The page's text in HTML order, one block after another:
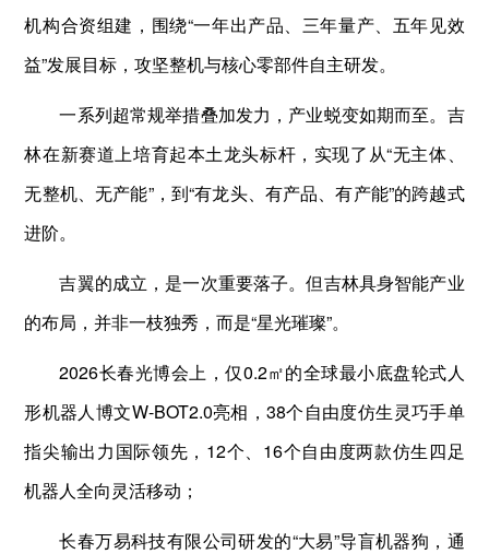
机构合资组建，围绕“一年出产品、三年量产、五年见效
益”发展目标，攻坚整机与核心零部件自主研发。
一系列超常规举措叠加发力，产业蜕变如期而至。吉
林在新赛道上培育起本土龙头标杆，实现了从“无主体、
无整机、无产能”，到“有龙头、有产品、有产能”的跨越式
进阶。
吉翼的成立，是一次重要落子。但吉林具身智能产业
的布局，并非一枝独秀，而是“星光璀璨”。
2026长春光博会上，仅0.2㎡的全球最小底盘轮式人
形机器人博文W-BOT2.0亮相，38个自由度仿生灵巧手单
指尖输出力国际领先，12个、16个自由度两款仿生四足
机器人全向灵活移动；
长春万易科技有限公司研发的“大易”导盲机器狗，通